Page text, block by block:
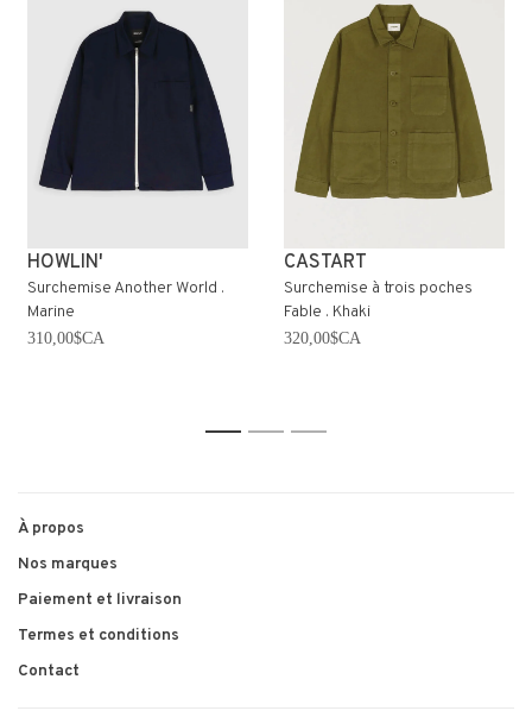
HOWLIN'
Surchemise Another World .
Marine
310,00$CA
CASTART
Surchemise à trois poches
Fable . Khaki
320,00$CA
1 2 3
À propos
Nos marques
Paiement et livraison
Termes et conditions
Contact